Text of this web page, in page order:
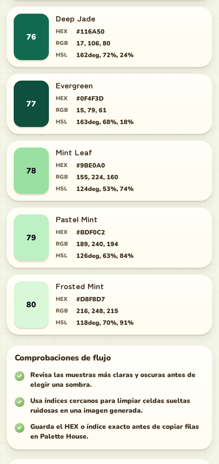
76
Deep Jade
HEX #116A50
RGB 17, 106, 80
HSL 162deg, 72%, 24%
77
Evergreen
HEX #0F4F3D
RGB 15, 79, 61
HSL 163deg, 68%, 18%
78
Mint Leaf
HEX #9BE0A0
RGB 155, 224, 160
HSL 124deg, 53%, 74%
79
Pastel Mint
HEX #BDF0C2
RGB 189, 240, 194
HSL 126deg, 63%, 84%
80
Frosted Mint
HEX #D8F8D7
RGB 216, 248, 215
HSL 118deg, 70%, 91%
Comprobaciones de flujo
Revisa las muestras más claras y oscuras antes de
elegir una sombra.
Usa índices cercanos para limpiar celdas sueltas
ruidosas en una imagen generada.
Guarda el HEX o índice exacto antes de copiar filas
en Palette House.